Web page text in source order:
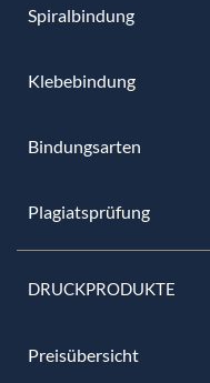
Spiralbindung
Klebebindung
Bindungsarten
Plagiatsprüfung
DRUCKPRODUKTE
Preisübersicht